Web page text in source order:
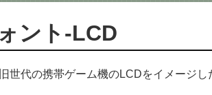
ント-LCD
世代の携帯ゲーム機のLCDをイメージし